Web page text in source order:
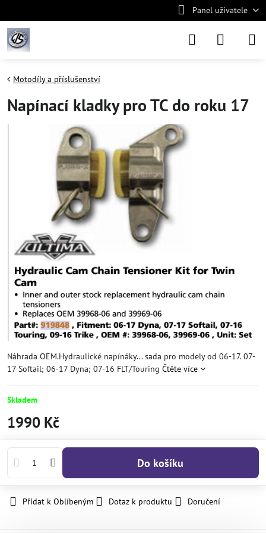
Panel uživatele
Motodíly a příslušenství
Napínací kladky pro TC do roku 17
Náhrada OEM.Hydraulické napínáky... sada pro modely od 06-17. 07-
17 Softail; 06-17 Dyna; 07-16 FLT/Touring Čtěte více
Skladem
1990 Kč
Do košíku
Přidat k Oblíbeným Dotaz k produktu Doručení